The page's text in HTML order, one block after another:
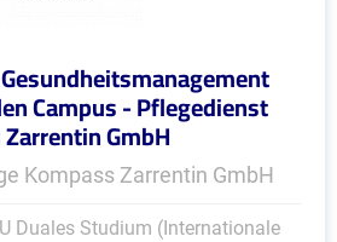
Campus - Pflegedienst
GmbH
Kompass Zarrentin GmbH
Duales Studium (Internationale